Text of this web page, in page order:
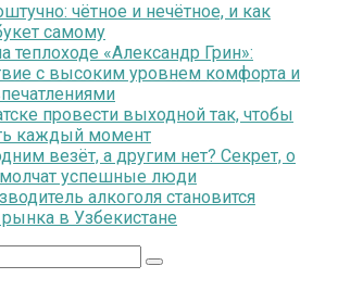
чётное и нечётное, и как
самому
теплоходе «Александр Грин»:
с высоким уровнем комфорта и
провести выходной так, чтобы
каждый момент
везёт, а другим нет? Секрет, о
успешные люди
алкоголя становится
в Узбекистане